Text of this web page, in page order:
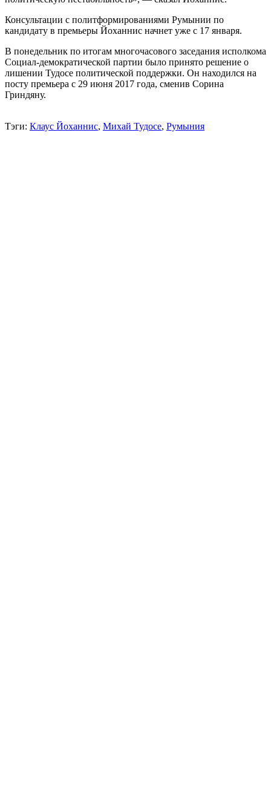
Консультации с политформированиями Румынии по
кандидату в премьеры Йоханнис начнет уже с 17 января.
В понедельник по итогам многочасового заседания исполкома
Социал-демократической партии было принято решение о
лишении Тудосе политической поддержки. Он находился на
посту премьера с 29 июня 2017 года, сменив Сорина
Гриндяну.
Тэги: Клаус Йоханнис, Михай Тудосе, Румыния